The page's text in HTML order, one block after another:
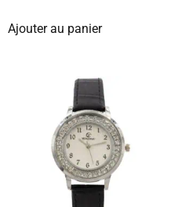
Ajouter au panier